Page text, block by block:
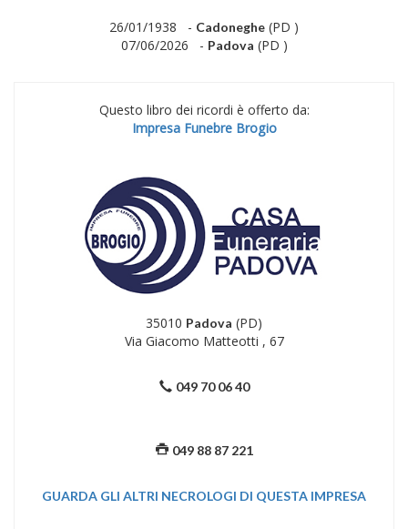
26/01/1938 - Cadoneghe (PD )
07/06/2026 - Padova (PD )
Questo libro dei ricordi è offerto da:
Impresa Funebre Brogio
35010 Padova (PD)
Via Giacomo Matteotti , 67
049 70 06 40
049 88 87 221
GUARDA GLI ALTRI NECROLOGI DI QUESTA IMPRESA